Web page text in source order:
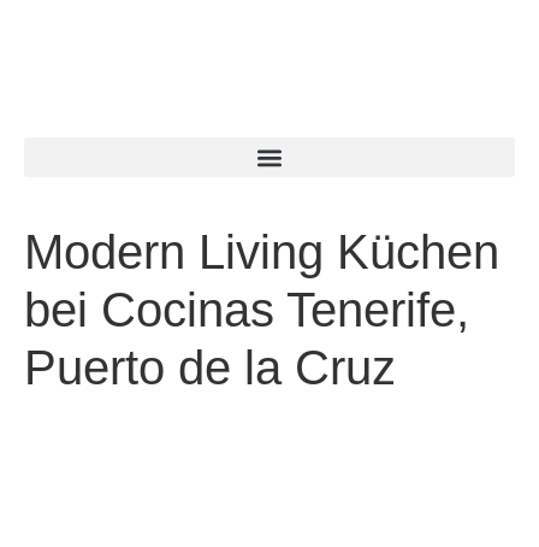
Modern Living Küchen
bei Cocinas Tenerife,
Puerto de la Cruz